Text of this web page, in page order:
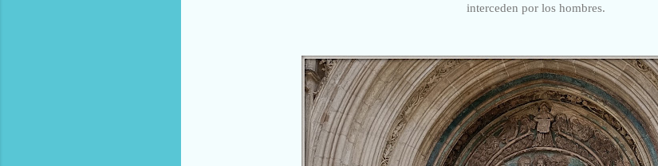
interceden por los hombres.